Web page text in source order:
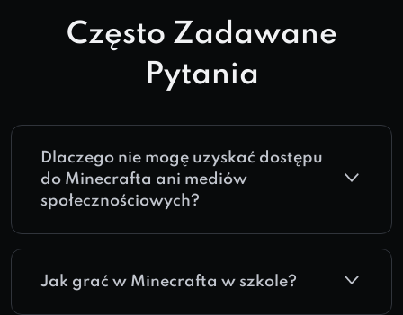
Często Zadawane
Pytania
Dlaczego nie mogę uzyskać dostępu
do Minecrafta ani mediów
społecznościowych?
Jak grać w Minecrafta w szkole?